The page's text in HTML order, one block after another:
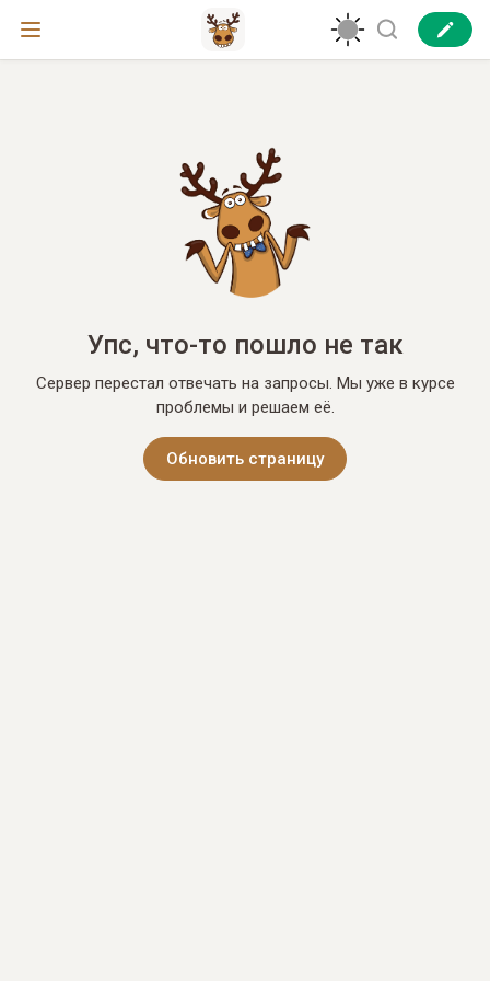
Упс, что-то пошло не так
Сервер перестал отвечать на запросы. Мы уже в курсе
проблемы и решаем её.
Обновить страницу